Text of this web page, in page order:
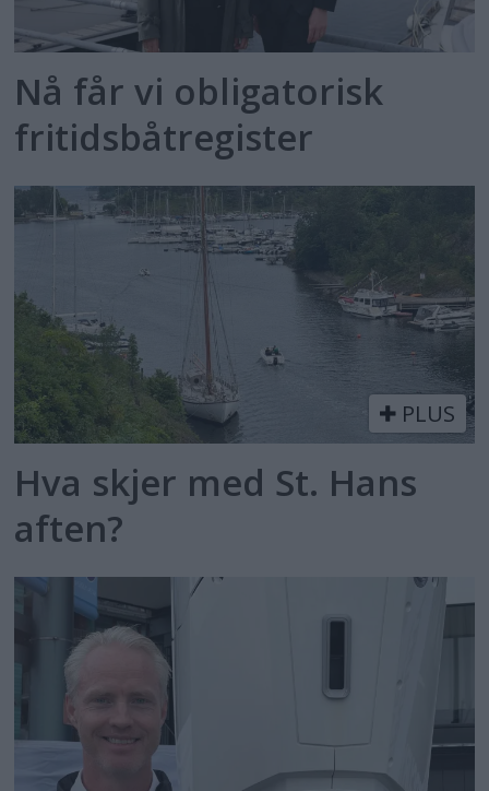
Nå får vi obligatorisk
fritidsbåtregister
PLUS
Hva skjer med St. Hans
aften?